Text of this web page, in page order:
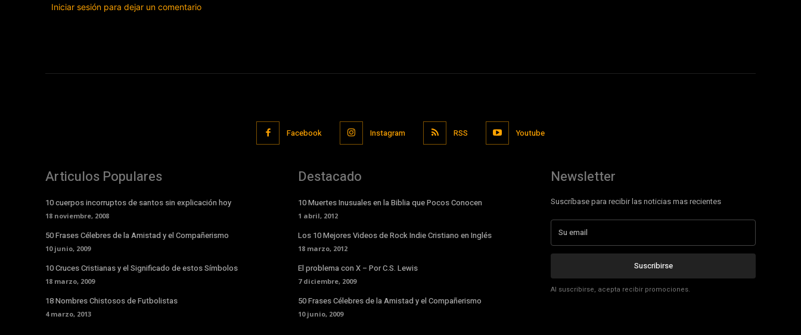
Iniciar sesión para dejar un comentario
Facebook Instagram RSS Youtube
Articulos Populares
10 cuerpos incorruptos de santos sin explicación hoy
18 noviembre, 2008
50 Frases Célebres de la Amistad y el Compañerismo
10 junio, 2009
10 Cruces Cristianas y el Significado de estos Símbolos
18 marzo, 2009
18 Nombres Chistosos de Futbolistas
4 marzo, 2013
Destacado
10 Muertes Inusuales en la Biblia que Pocos Conocen
1 abril, 2012
Los 10 Mejores Videos de Rock Indie Cristiano en Inglés
18 marzo, 2012
El problema con X – Por C.S. Lewis
7 diciembre, 2009
50 Frases Célebres de la Amistad y el Compañerismo
10 junio, 2009
Newsletter
Suscríbase para recibir las noticias mas recientes
Suscribirse
Al suscribirse, acepta recibir promociones.